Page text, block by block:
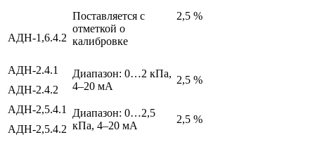
Поставляется с
отметкой о
калибровке
2,5 %
АДН-1,6.4.2
АДН-2.4.1
Диапазон: 0…2 кПа,
4–20 мА
2,5 %
АДН-2.4.2
АДН-2,5.4.1
Диапазон: 0…2,5
кПа, 4–20 мА
2,5 %
АДН-2,5.4.2